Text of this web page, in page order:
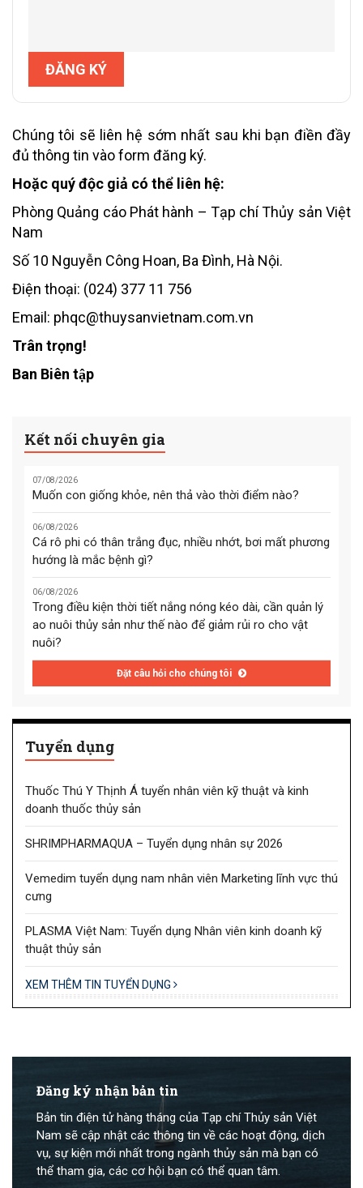
Chúng tôi sẽ liên hệ sớm nhất sau khi bạn điền đầy
đủ thông tin vào form đăng ký.
Hoặc quý độc giả có thể liên hệ:
Phòng Quảng cáo Phát hành – Tạp chí Thủy sản Việt
Nam
Số 10 Nguyễn Công Hoan, Ba Đình, Hà Nội.
Điện thoại: (024) 377 11 756
Email: phqc@thuysanvietnam.com.vn
Trân trọng!
Ban Biên tập
Kết nối chuyên gia
07/08/2026
Muốn con giống khỏe, nên thả vào thời điểm nào?
06/08/2026
Cá rô phi có thân trắng đục, nhiều nhớt, bơi mất phương
hướng là mắc bệnh gì?
06/08/2026
Trong điều kiện thời tiết nắng nóng kéo dài, cần quản lý
ao nuôi thủy sản như thế nào để giảm rủi ro cho vật
nuôi?
Đặt câu hỏi cho chúng tôi
Tuyển dụng
Thuốc Thú Y Thịnh Á tuyển nhân viên kỹ thuật và kinh
doanh thuốc thủy sản
SHRIMPHARMAQUA – Tuyển dụng nhân sự 2026
Vemedim tuyển dụng nam nhân viên Marketing lĩnh vực thú
cưng
PLASMA Việt Nam: Tuyển dụng Nhân viên kinh doanh kỹ
thuật thủy sản
XEM THÊM TIN TUYỂN DỤNG
Đăng ký nhận bản tin
Bản tin điện tử hàng tháng của Tạp chí Thủy sản Việt
Nam sẽ cập nhật các thông tin về các hoạt động, dịch
vụ, sự kiện mới nhất trong ngành thủy sản mà bạn có
thể tham gia, các cơ hội bạn có thể quan tâm.